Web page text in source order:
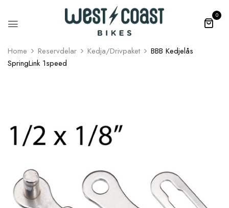
0
Home Reservdelar Kedja/Drivpaket
BBB Kedjelås
SpringLink 1speed